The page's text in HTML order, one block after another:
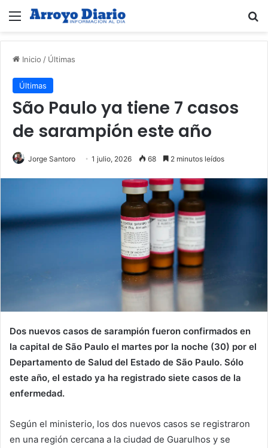
Menú
Inicio / Últimas
Últimas
São Paulo ya tiene 7 casos
de sarampión este año
Jorge Santoro 1 julio, 2026 68 2 minutos leídos
Dos nuevos casos de sarampión fueron confirmados en
la capital de São Paulo el martes por la noche (30) por el
Departamento de Salud del Estado de São Paulo. Sólo
este año, el estado ya ha registrado siete casos de la
enfermedad.
Según el ministerio, los dos nuevos casos se registraron
en una región cercana a la ciudad de Guarulhos y se